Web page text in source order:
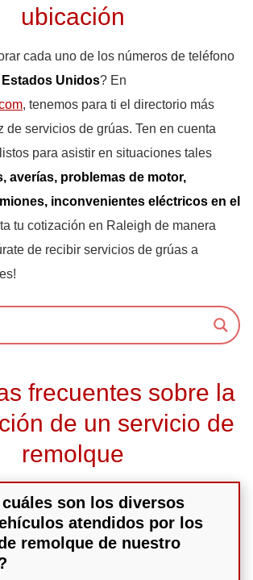
ubicación
cada uno de los números de teléfono
Unidos? En
, tenemos para ti el directorio más
de servicios de grúas. Ten en cuenta
para asistir en situaciones tales
averías, problemas de motor,
inconvenientes eléctricos en el
tu cotización en Raleigh de manera
de recibir servicios de grúas a
frecuentes sobre la
de un servicio de
remolque
cuáles son los diversos
atendidos por los
remolque de nuestro